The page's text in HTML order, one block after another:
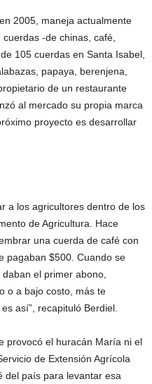
2005, maneja actualmente
-de chinas, café,
105 cuerdas en Santa Isabel,
papaya, berenjena,
de un restaurante
al mercado su propia marca
proyecto es desarrollar
a los agricultores dentro de los
de Agricultura. Hace
una cuerda de café con
pagaban $500. Cuando se
el primer abono,
o a bajo costo, más te
así”, recapituló Berdiel.
provocó el huracán María ni el
de Extensión Agrícola
del país para levantar esa